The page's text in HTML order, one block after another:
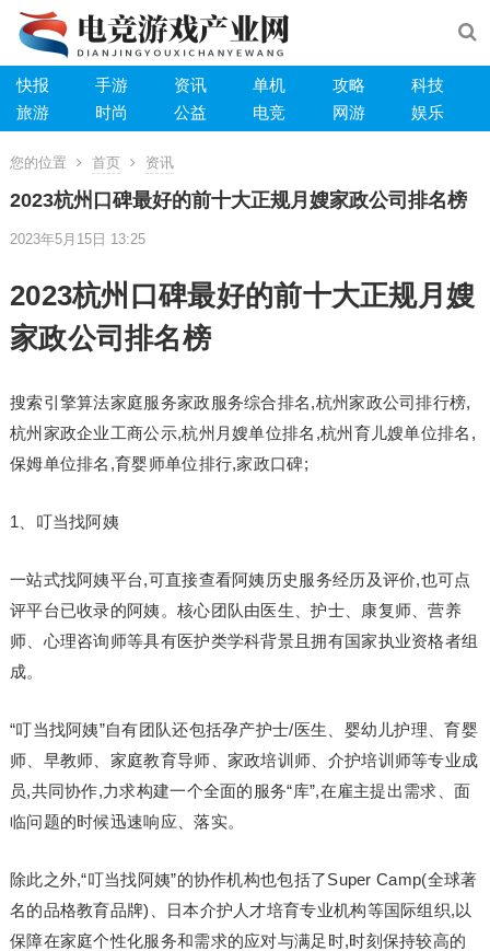
快报 手游 资讯 单机 攻略
科技
旅游
时尚 公益 电竞 网游 娱乐
您的位置 首页 资讯
2023杭州口碑最好的前十大正规月嫂家政公司排名榜
2023年5月15日 13:25
2023杭州 口碑最好的前十大正规月嫂
家政公司排名榜
搜索引擎算法家庭服务家政服务综合排名,杭州家政公司排行榜,
杭州家政企业工商公示,杭州月嫂单位排名,杭州育儿嫂单位排名,
保姆单位排名,育婴师单位排行,家政口碑;
1、叮当找阿姨
一站式找阿姨平台,可直接查看阿姨历史服务经历及评价,也可点
评平台已收录的阿姨。核心团队由医生、护士、康复师、营养
师、心理咨询师等具有医护类学科背景且拥有国家执业资格者组
成。
“叮当找阿姨”自有团队还包括孕产护士/医生、婴幼儿护理、育婴
师、早教师、家庭教育导师、家政培训师、介护培训师等专业成
员,共同协作,力求构建一个全面的服务“库”,在雇主提出需求、面
临问题的时候迅速响应、落实。
除此之外,“叮当找阿姨”的协作机构也包括了Super Camp(全球著
名的品格教育品牌)、日本介护人才培育专业机构等国际组织,以
保障在家庭个性化服务和需求的应对与满足时,时刻保持较高的